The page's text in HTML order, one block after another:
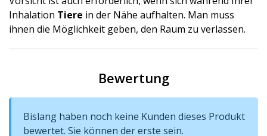
Inhalation Tiere in der Nähe aufhalten. Man muss
ihnen die Möglichkeit geben, den Raum zu verlassen.
Bewertung
Bislang haben noch keine Kunden dieses Produkt
bewertet. Sie können der erste sein.